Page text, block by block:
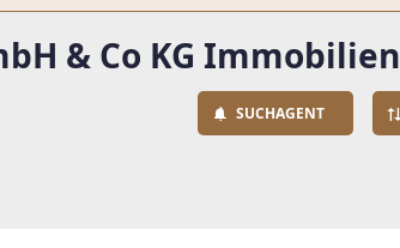
& Co KG Immobilien
SUCHAGENT